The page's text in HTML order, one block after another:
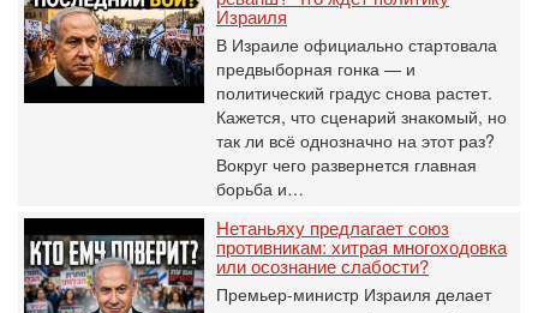
Израиля
В Израиле официально стартовала
предвыборная гонка — и
политический градус снова растет.
Кажется, что сценарий знакомый, но
так ли всё однозначно на этот раз?
Вокруг чего развернется главная
борьба и…
Нетаньяху предлагает союз
противникам: хитрая многоходовка
или осознание слабости?
Премьер-министр Израиля делает